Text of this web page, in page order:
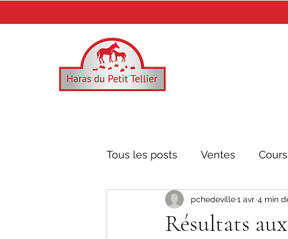
Tous les posts Ventes
Mr. Owen Recoletos
Résultats
pchedeville1 avr. 4 min